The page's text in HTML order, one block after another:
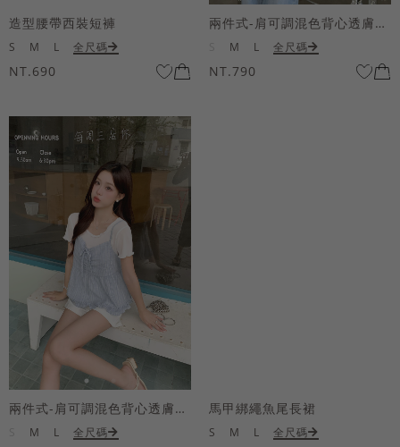
造型腰帶西裝短褲
S M L 全尺碼
NT.690
兩件式-肩可調混色背心透膚上衣套組
M L 全尺碼
NT.790
兩件式-肩可調混色背心透膚上衣套組
M L 全尺碼
馬甲綁繩魚尾長裙
S M L 全尺碼